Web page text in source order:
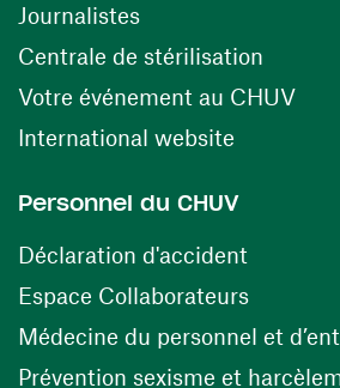
Journalistes
Centrale de stérilisation
Votre événement au CHUV
International website
Personnel du CHUV
Déclaration d'accident
Espace Collaborateurs(ouvre
Médecine du personnel et
Prévention sexisme et